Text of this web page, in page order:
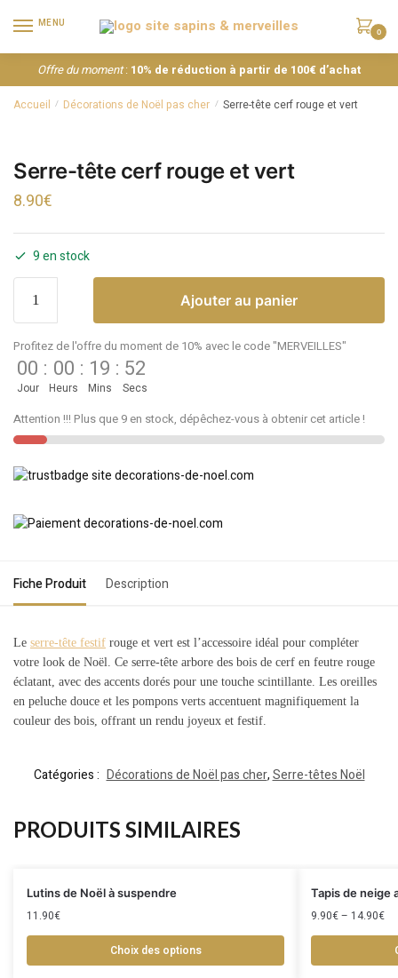
MENU
0
Offre du moment: 10% de réduction à partir de 100€ d’achat
Accueil / Décorations de Noël pas cher / Serre-tête cerf rouge et vert
Serre-tête cerf rouge et vert
8.90€
9 en stock
Ajouter au panier
Profitez de l'offre du moment de 10% avec le code "MERVEILLES"
00
Jour
: 00
Heurs
: 19
Mins
: 52
Secs
Attention !!! Plus que 9 en stock, dépêchez-vous à obtenir cet article !
Fiche Produit Description
Le serre-tête festif rouge et vert est l’accessoire idéal pour compléter
votre look de Noël. Ce serre-tête arbore des bois de cerf en feutre rouge
éclatant, avec des accents dorés pour une touche scintillante. Les oreilles
en peluche douce et les pompons verts accentuent magnifiquement la
couleur des bois, offrant un rendu joyeux et festif.
Catégories : Décorations de Noël pas cher,Serre-têtes Noël
PRODUITS SIMILAIRES
Lutins de Noël à suspendre
11.90€
Choix des options
Tapis de neige
9.90€– 14.90€